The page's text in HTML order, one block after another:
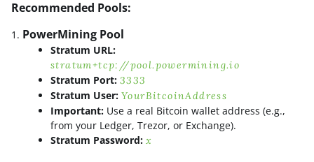
Recommended Pools:
PowerMining Pool
Stratum URL:
stratum+tcp://pool.powermining.io
Stratum Port: 3333
Stratum User: YourBitcoinAddress
Important: Use a real Bitcoin wallet address (e.g.,
from your Ledger, Trezor, or Exchange).
Stratum Password: x